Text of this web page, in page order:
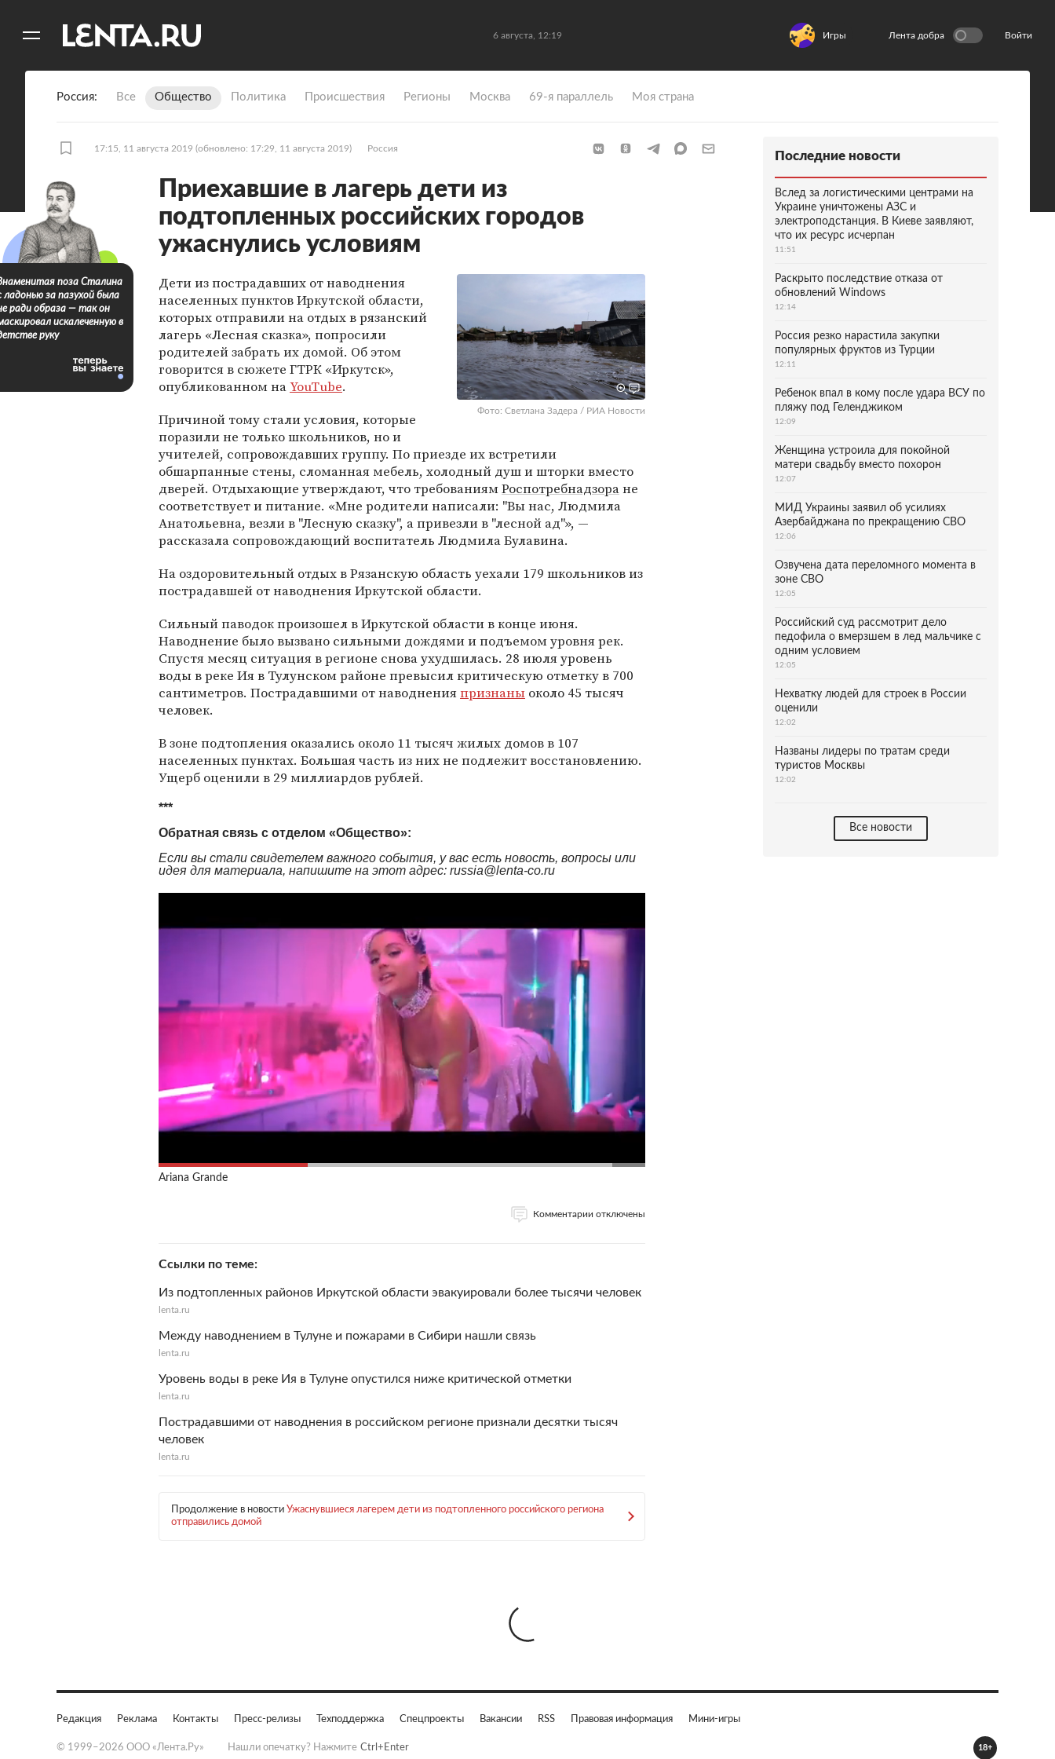
6 августа, 12:19 Игры Лента добра Войти
Россия Все Общество Политика Происшествия Регионы Москва 69-я параллель Моя страна
17:15, 11 августа 2019 (обновлено: 17:29, 11 августа 2019) Россия
Приехавшие в лагерь дети из
подтопленных российских городов
ужаснулись условиям
Фото: Светлана Задера / РИА Новости
Дети из пострадавших от наводнения
населенных пунктов Иркутской области,
которых отправили на отдых в рязанский
лагерь «Лесная сказка», попросили
родителей забрать их домой. Об этом
говорится в сюжете ГТРК «Иркутск»,
опубликованном наYouTube.
Причиной тому стали условия, которые
поразили не только школьников, но и
учителей, сопровождавших группу. По приезде их встретили
обшарпанные стены, сломанная мебель, холодный душ и шторки вместо
дверей. Отдыхающие утверждают, что требованиямРоспотребнадзоране
соответствует и питание. «Мне родители написали: "Вы нас, Людмила
Анатольевна, везли в "Лесную сказку", а привезли в "лесной ад"», —
рассказала сопровождающий воспитатель Людмила Булавина.
На оздоровительный отдых в Рязанскую область уехали 179 школьников из
пострадавшей от наводнения Иркутской области.
Сильный паводок произошел в Иркутской области в конце июня.
Наводнение было вызвано сильными дождями и подъемом уровня рек.
Спустя месяц ситуация в регионе снова ухудшилась. 28 июля уровень
воды в реке Ия в Тулунском районе превысил критическую отметку в 700
сантиметров. Пострадавшими от наводненияпризнаны около 45 тысяч
человек.
В зоне подтопления оказались около 11 тысяч жилых домов в 107
населенных пунктах. Большая часть из них не подлежит восстановлению.
Ущерб оценили в 29 миллиардов рублей.
***
Обратная связь с отделом «Общество»:
Если вы стали свидетелем важного события, у вас есть новость, вопросы или
идея для материала, напишите на этот адрес: russia@lenta-co.ru
Ariana Grande
Комментарии отключены
Ссылки по теме
Из подтопленных районов Иркутской области эвакуировали более тысячи человек
lenta.ru
Между наводнением в Тулуне и пожарами в Сибири нашли связь
lenta.ru
Уровень воды в реке Ия в Тулуне опустился ниже критической отметки
lenta.ru
Пострадавшими от наводнения в российском регионе признали десятки тысяч
человек
lenta.ru
Продолжение в новости Ужаснувшиеся лагерем дети из подтопленного российского региона
отправились домой
поза Сталина
ладонью за пазухой была
ради образа — так он
искалеченную в
руку
Последние новости
Вслед за логистическими центрами на
Украине уничтожены АЗС и
электроподстанция. В Киеве заявляют,
что их ресурс исчерпан
11:51
Раскрыто последствие отказа от
обновлений Windows
12:14
Россия резко нарастила закупки
популярных фруктов из Турции
12:11
Ребенок впал в кому после удара ВСУ по
пляжу под Геленджиком
12:09
Женщина устроила для покойной
матери свадьбу вместо похорон
12:07
МИД Украины заявил об усилиях
Азербайджана по прекращению СВО
12:06
Озвучена дата переломного момента в
зоне СВО
12:05
Российский суд рассмотрит дело
педофила о вмерзшем в лед мальчике с
одним условием
12:05
Нехватку людей для строек в России
оценили
12:02
Названы лидеры по тратам среди
туристов Москвы
12:02
Все новости
Редакция Реклама Контакты Пресс-релизы Техподдержка Спецпроекты Вакансии RSS Правовая информация Мини-игры
© 1999–2026 ООО «Лента.Ру» Нашли опечатку? Нажмите Ctrl+Enter 18+